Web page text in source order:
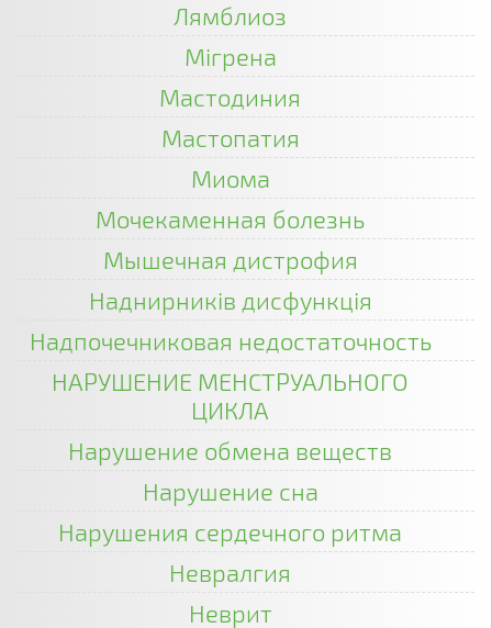
Лямблиоз
Мігрена
Мастодиния
Мастопатия
Миома
Мочекаменная болезнь
Мышечная дистрофия
Наднирників дисфункція
Надпочечниковая недостаточность
НАРУШЕНИЕ МЕНСТРУАЛЬНОГО
ЦИКЛА
Нарушение обмена веществ
Нарушение сна
Нарушения сердечного ритма
Невралгия
Неврит